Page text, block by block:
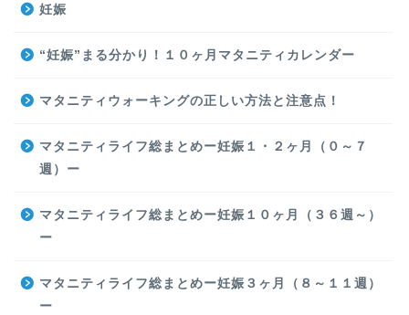
妊娠
“妊娠”まる分かり！１０ヶ月マタニティカレンダー
マタニティウォーキングの正しい方法と注意点！
マタニティライフ総まとめー妊娠１・２ヶ月（０～７
週）ー
マタニティライフ総まとめー妊娠１０ヶ月（３６週～）
ー
マタニティライフ総まとめー妊娠３ヶ月（８～１１週）
ー